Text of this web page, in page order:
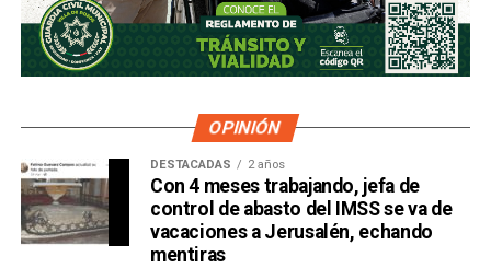
OPINIÓN
DESTACADAS 2 años
Con 4 meses trabajando, jefa de
control de abasto del IMSS se va de
vacaciones a Jerusalén, echando
mentiras